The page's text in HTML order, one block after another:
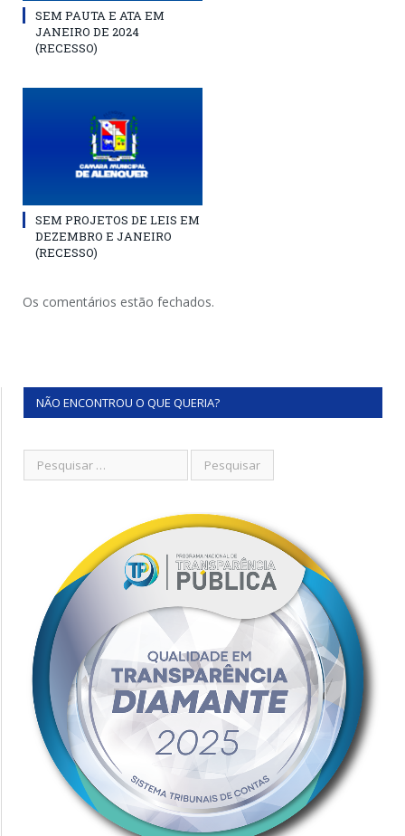
SEM PAUTA E ATA EM
JANEIRO DE 2024
(RECESSO)
SEM PROJETOS DE LEIS EM
DEZEMBRO E JANEIRO
(RECESSO)
Os comentários estão fechados.
NÃO ENCONTROU O QUE QUERIA?